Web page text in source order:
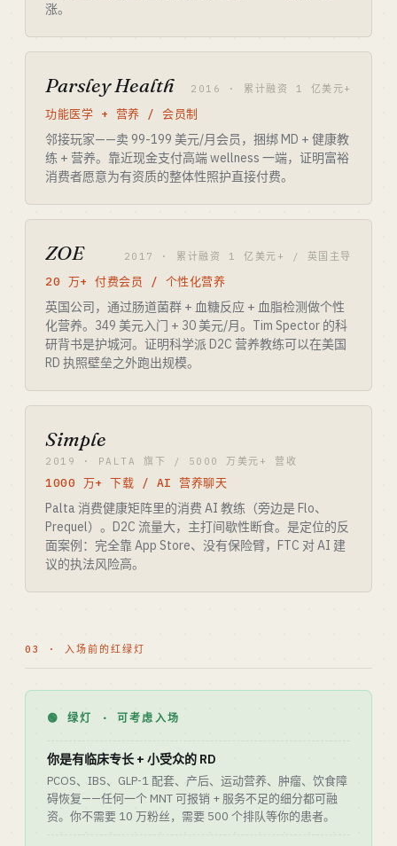
涨。
Parsley Health 2016 · 累计融资 1 亿美元+
功能医学 + 营养 / 会员制
邻接玩家——卖 99-199 美元/月会员，捆绑 MD + 健康教
练 + 营养。靠近现金支付高端 wellness 一端，证明富裕
消费者愿意为有资质的整体性照护直接付费。
ZOE 2017 · 累计融资 1 亿美元+ / 英国主导
20 万+ 付费会员 / 个性化营养
英国公司，通过肠道菌群 + 血糖反应 + 血脂检测做个性
化营养。349 美元入门 + 30 美元/月。Tim Spector 的科
研背书是护城河。证明科学派 D2C 营养教练可以在美国
RD 执照壁垒之外跑出规模。
Simple
2019 · PALTA 旗下 / 5000 万美元+ 营收
1000 万+ 下载 / AI 营养聊天
Palta 消费健康矩阵里的消费 AI 教练（旁边是 Flo、
Prequel）。D2C 流量大，主打间歇性断食。是定位的反
面案例：完全靠 App Store、没有保险臂，FTC 对 AI 建
议的执法风险高。
03 · 入场前的红绿灯
🟢 绿灯 · 可考虑入场
你是有临床专长 + 小受众的 RD
PCOS、IBS、GLP-1 配套、产后、运动营养、肿瘤、饮食障
碍恢复——任何一个 MNT 可报销 + 服务不足的细分都可融
资。你不需要 10 万粉丝，需要 500 个排队等你的患者。